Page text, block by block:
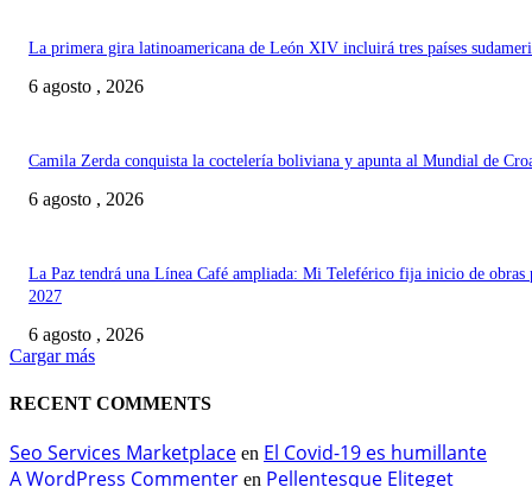
La primera gira latinoamericana de León XIV incluirá tres países
6 agosto , 2026
Camila Zerda conquista la coctelería boliviana y apunta al Mundial de
6 agosto , 2026
La Paz tendrá una Línea Café ampliada: Mi Teleférico fija inicio de obras
2027
6 agosto , 2026
Cargar más
RECENT COMMENTS
Seo Services Marketplace en El Covid-19 es humillante
A WordPress Commenter en Pellentesque Eliteget